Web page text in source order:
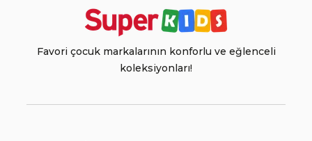
Favori çocuk markalarının konforlu ve eğlenceli
koleksiyonları!